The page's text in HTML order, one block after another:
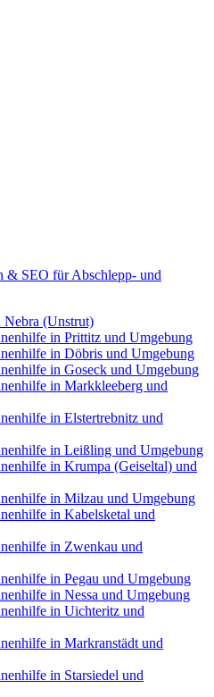
& SEO für Abschlepp- und
(Unstrut)
in Prittitz und Umgebung
in Döbris und Umgebung
in Goseck und Umgebung
in Markkleeberg und
in Elstertrebnitz und
in Leißling und Umgebung
in Krumpa (Geiseltal) und
in Milzau und Umgebung
in Kabelsketal und
in Zwenkau und
in Pegau und Umgebung
in Nessa und Umgebung
in Uichteritz und
in Markranstädt und
in Starsiedel und